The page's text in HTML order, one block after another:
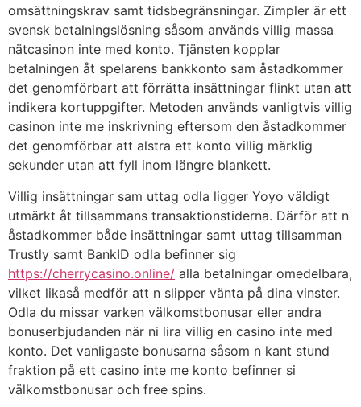
omsättningskrav samt tidsbegränsningar. Zimpler är ett
svensk betalningslösning såsom används villig massa
nätcasinon inte med konto. Tjänsten kopplar
betalningen åt spelarens bankkonto sam åstadkommer
det genomförbart att förrätta insättningar flinkt utan att
indikera kortuppgifter. Metoden används vanligtvis villig
casinon inte me inskrivning eftersom den åstadkommer
det genomförbar att alstra ett konto villig märklig
sekunder utan att fyll inom längre blankett.
Villig insättningar sam uttag odla ligger Yoyo väldigt
utmärkt åt tillsammans transaktionstiderna. Därför att n
åstadkommer både insättningar samt uttag tillsamman
Trustly samt BankID odla befinner sig
https://cherrycasino.online/ alla betalningar omedelbara,
vilket likaså medför att n slipper vänta på dina vinster.
Odla du missar varken välkomstbonusar eller andra
bonuserbjudanden när ni lira villig en casino inte med
konto. Det vanligaste bonusarna såsom n kant stund
fraktion på ett casino inte me konto befinner si
välkomstbonusar och free spins.